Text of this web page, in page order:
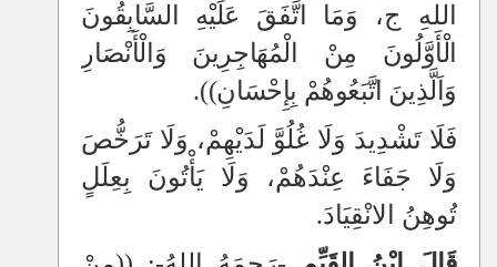
اللهِ ج، وَمَا اتَّفَقَ عَلَيْهِ السَّابِقُونَ
الْأَوَّلُونَ مِنْ الْمُهَاجِرِينَ وَالْأَنْصَارِ
وَاَلَّذِينَ اتَّبَعُوهُمْ بِإِحْسَانِ))
.
فَلَا تَشْدِيدَ وَلَا غُلُوَّ لَدَيْهِمْ، وَلَا تَرَخُّصَ
وَلَا جَفَاءَ عِنْدَهُمْ، وَلَا يَأْتُونَ بِعِلَلٍ
تُوهِنُ الانْقِيَادَ.